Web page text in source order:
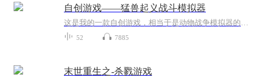
自创游戏——猛兽起义战斗模拟器
这是我的一款自创游戏，相当于是动物战争模拟器的加强版，也有很多与动物战争模拟器不一样的地方
52 7885
末世重生之-杀戮游戏